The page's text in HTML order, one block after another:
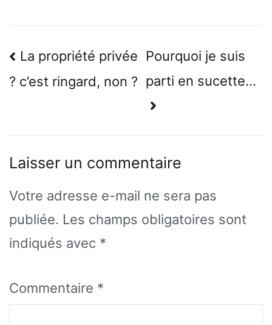
Navigation
de
La propriété privée
? c’est ringard, non ?
Pourquoi je suis
parti en sucette…
Laisser un commentaire
Votre adresse e-mail ne sera pas
publiée. Les champs obligatoires sont
indiqués avec *
Commentaire *